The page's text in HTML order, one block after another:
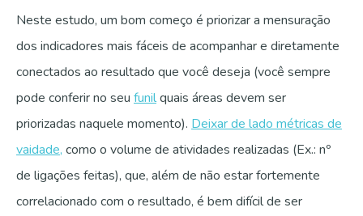
Neste estudo, um bom começo é priorizar a mensuração
dos indicadores mais fáceis de acompanhar e diretamente
conectados ao resultado que você deseja (você sempre
pode conferir no seu funilquais áreas devem ser
priorizadas naquele momento). Deixar de lado métricas de
vaidade, como o volume de atividades realizadas (Ex.: nº
de ligações feitas), que, além de não estar fortemente
correlacionado com o resultado, é bem difícil de ser